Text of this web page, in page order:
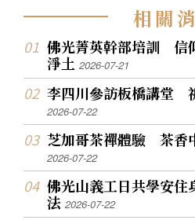
相關消
佛光菁英幹部培訓 信
淨土2026-07-21
李四川參訪板橋講堂
2026-07-22
芝加哥茶禪體驗 茶香
2026-07-22
佛光山義工日共學安
法2026-07-22